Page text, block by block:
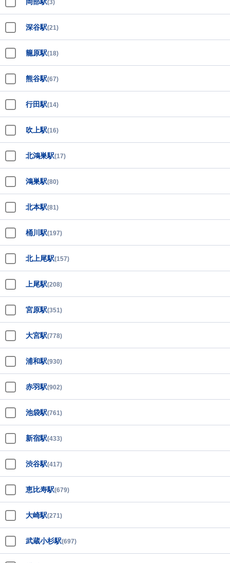
(3)
深谷駅(21)
籠原駅(18)
熊谷駅(67)
行田駅(14)
吹上駅(16)
北鴻巣駅(17)
鴻巣駅(80)
北本駅(81)
桶川駅(197)
北上尾駅(157)
上尾駅(208)
宮原駅(351)
大宮駅(778)
浦和駅(930)
赤羽駅(902)
池袋駅(761)
新宿駅(433)
渋谷駅(417)
恵比寿駅(679)
大崎駅(271)
武蔵小杉駅(697)